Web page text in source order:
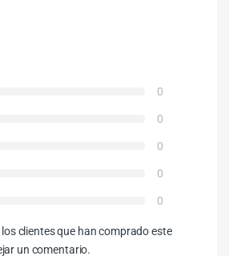
0
0
0
0
0
clientes que han comprado este
un comentario.